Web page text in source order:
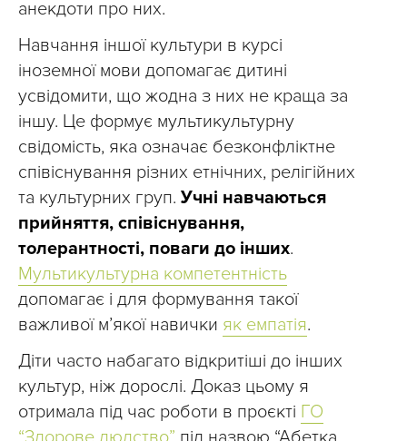
анекдоти про них.
Навчання іншої культури в курсі
іноземної мови допомагає дитині
усвідомити, що жодна з них не краща за
іншу. Це формує мультикультурну
свідомість, яка означає безконфліктне
співіснування різних етнічних, релігійних
та культурних груп. Учні навчаються
прийняття, співіснування,
толерантності, поваги до інших.
Мультикультурна компетентність
допомагає і для формування такої
важливої м’якої навички як емпатія.
Діти часто набагато відкритіші до інших
культур, ніж дорослі. Доказ цьому я
отримала під час роботи в проєкті ГО